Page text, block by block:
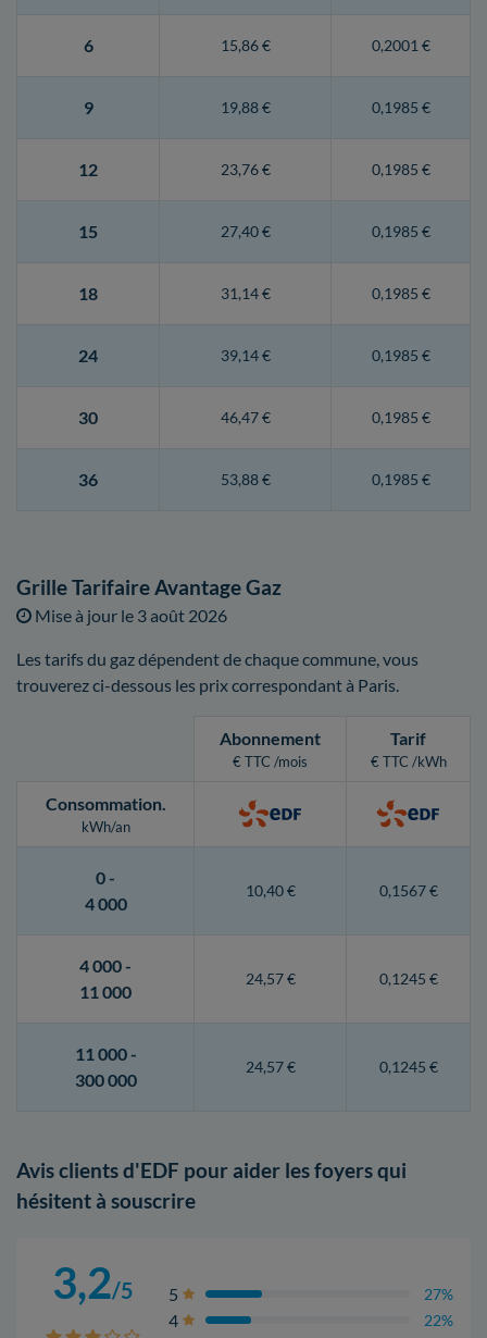
6 15,86 € 0,2001 €
9 19,88 € 0,1985 €
12 23,76 € 0,1985 €
15 27,40 € 0,1985 €
18 31,14 € 0,1985 €
24 39,14 € 0,1985 €
30 46,47 € 0,1985 €
36 53,88 € 0,1985 €
Grille Tarifaire Avantage Gaz
Mise à jour le 3 août 2026
Les tarifs du gaz dépendent de chaque commune, vous
trouverez ci-dessous les prix correspondant à Paris.
Abonnement
€ TTC /mois
Tarif
€ TTC /kWh
Consommation.
kWh/an
0 -
4 000
10,40 € 0,1567 €
4 000 -
11 000
24,57 € 0,1245 €
11 000 -
300 000
24,57 € 0,1245 €
Avis clients d'EDF pour aider les foyers qui
hésitent à souscrire
3,2/5 5 27%
4 22%